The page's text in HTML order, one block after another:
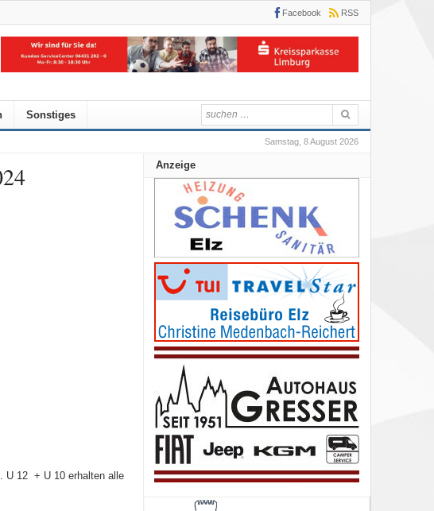
Facebook RSS
Sonstiges
Samstag, 8 August 2026
U 12 + U 10 erhalten alle
Anzeige